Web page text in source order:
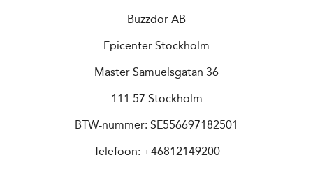
Buzzdor AB
Epicenter Stockholm
Master Samuelsgatan 36
111 57 Stockholm
BTW-nummer: SE556697182501
Telefoon: +46812149200